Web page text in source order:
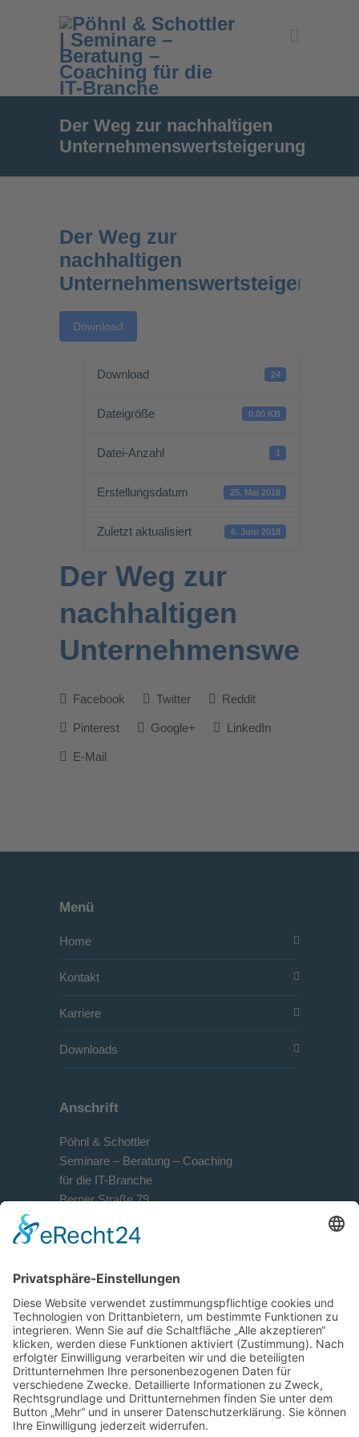
Der Weg zur nachhaltigen
Unternehmenswertsteigerung
Der Weg zur
nachhaltigen
Unternehmenswertsteigerung
Download
Download 24
Dateigröße 0.00 KB
Datei-Anzahl 1
Erstellungsdatum 25. Mai 2018
Zuletzt aktualisiert 6. Juni 2018
Der Weg zur
nachhaltigen
Facebook Twitter Reddit
Pinterest Google+ LinkedIn
E-Mail
Menü
Home
Kontakt
Karriere
Downloads
Anschrift
Pöhnl & Schottler
Seminare – Beratung – Coaching
für die IT-Branche
Berner Straße 79
+49 69 90 50 944-0
+49 69 90 50 944-29
info@ps-sales-training.de
ps-sales-training.de